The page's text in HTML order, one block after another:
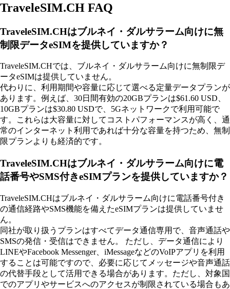
TraveleSIM.CH FAQ
TraveleSIM.CHはブルネイ・ダルサラーム向けに無
制限データeSIMを提供していますか？
TraveleSIM.CHでは、ブルネイ・ダルサラーム向けに無制限デ
ータeSIMは提供していません。
代わりに、利用期間や容量に応じて選べる定量データプランが
あります。例えば、30日間有効の20GBプランは$61.60 USD、
10GBプランは$30.80 USDで、5Gネットワークで利用可能で
す。これらは大容量に対してコストパフォーマンスが高く、通
常のインターネット利用であれば十分な容量を持つため、無制
限プランよりも経済的です。
TraveleSIM.CHはブルネイ・ダルサラーム向けに電
話番号やSMS付きeSIMプランを提供していますか？
TraveleSIM.CHはブルネイ・ダルサラーム向けに電話番号付き
の通信経路やSMS機能を備えたeSIMプランは提供していませ
ん。
同社が取り扱うプランはすべてデータ通信専用で、音声通話や
SMSの発信・受信はできません。 ただし、データ通信により
LINEやFacebook Messenger、iMessageなどのVoIPアプリを利用
することは可能ですので、必要に応じてメッセージや音声通話
の代替手段として活用できる場合があります。ただし、対象国
でのアプリやサービスへのアクセスが制限されている場合もあ